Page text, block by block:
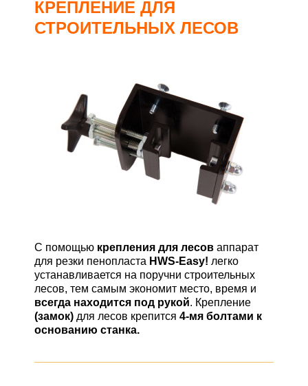
КРЕПЛЕНИЕ ДЛЯ
СТРОИТЕЛЬНЫХ ЛЕСОВ
С помощью крепления для лесов аппарат
для резки пенопласта HWS-Easy! легко
устанавливается на поручни строительных
лесов, тем самым экономит место, время и
всегда находится под рукой. Крепление
(замок) для лесов крепится 4-мя болтами к
основанию станка.